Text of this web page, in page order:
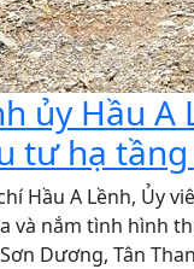
ủy Hầu
tư hạ
Hầu A Lềnh, Ủy
và nắm tình hình
Dương, Tân